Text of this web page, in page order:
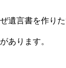
遺言書を作り
あります。